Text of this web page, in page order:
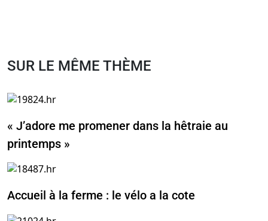
SUR LE MÊME THÈME
« J’adore me promener dans la hêtraie au
printemps »
Accueil à la ferme : le vélo a la cote